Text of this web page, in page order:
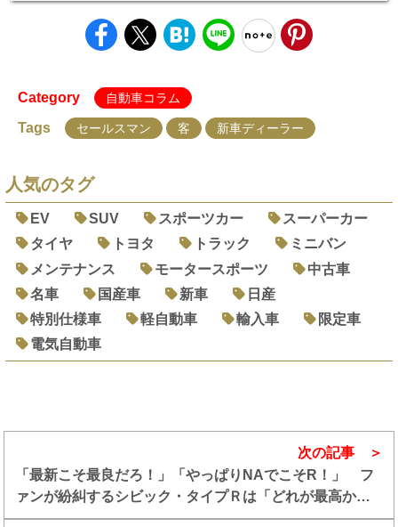
Category 自動車コラム
Tags セールスマン 客 新車ディーラー
人気のタグ
EV SUV スポーツカー
スーパーカー
タイヤ
トヨタ トラック
ミニバン
メンテナンス
モータースポーツ
中古車
名車
国産車 新車
日産
特別仕様車
軽自動車 輸入車
限定車
電気自動車
次の記事
「最新こそ最良だろ！」「やっぱりNAでこそR！」 フ
ァンが紛糾するシビック・タイプＲは「どれが最高か」
論争を考える